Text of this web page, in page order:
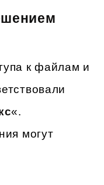
к файлам и
«.
могут